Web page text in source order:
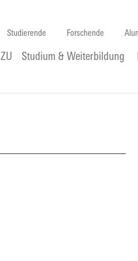
Studierende Forschende
ZU Studium & Weiterbildung